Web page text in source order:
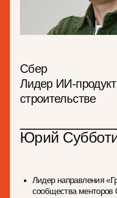
сообщества менторов Сбера.